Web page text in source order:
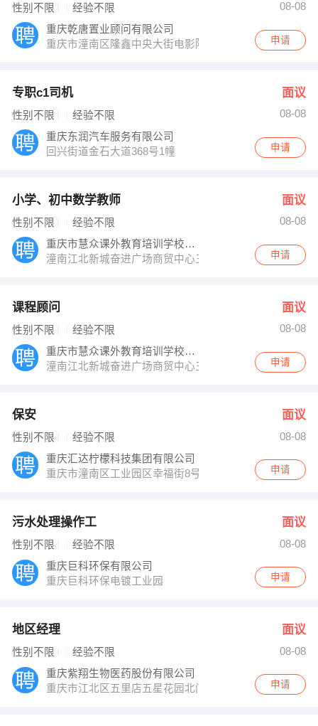
性别不限 经验不限
08-08
重庆乾唐置业顾问有限公司
重庆市潼南区隆鑫中央大街电影院对面2楼21世纪不动产
申请
专职c1司机 面议
性别不限 经验不限
08-08
重庆东润汽车服务有限公司
回兴街道金石大道368号1幢
申请
小学、初中数学教师 面议
性别不限 经验不限
08-08
重庆市慧众课外教育培训学校有限公司
潼南江北新城奋进广场商贸中心三楼
申请
课程顾问 面议
性别不限 经验不限
08-08
重庆市慧众课外教育培训学校有限公司
潼南江北新城奋进广场商贸中心三楼
申请
保安 面议
性别不限 经验不限
08-08
重庆汇达柠檬科技集团有限公司
重庆市潼南区工业园区幸福街8号
申请
污水处理操作工 面议
性别不限 经验不限
08-08
重庆巨科环保有限公司
重庆巨科环保电镀工业园
申请
地区经理 面议
性别不限 经验不限
08-08
重庆紫翔生物医药股份有限公司
重庆市江北区五里店五星花园北门5号
申请